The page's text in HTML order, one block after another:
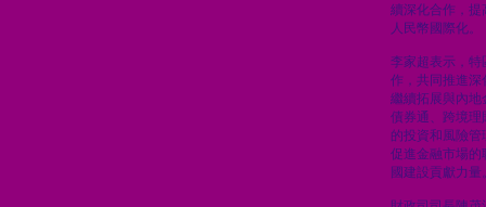
續深化合作，提
人民幣國際化。
李家超表示，特
作，共同推進深
繼續拓展與內地
債券通、跨境理
的投資和風險
促進金融市場的
國建設貢獻力量